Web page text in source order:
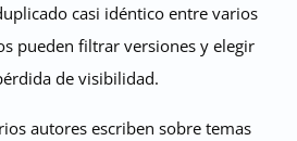
casi idéntico entre varios
pueden filtrar versiones y elegir
de visibilidad.
autores escriben sobre temas